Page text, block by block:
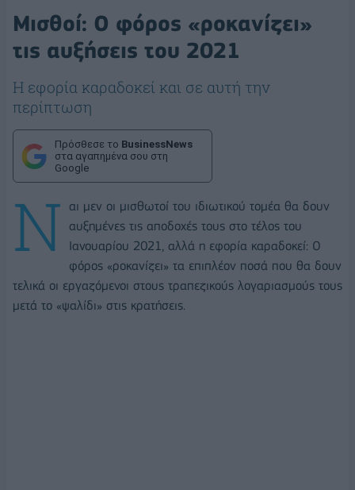
Μισθοί: Ο φόρος «ροκανίζει»
τις αυξήσεις του 2021
Η εφορία καραδοκεί και σε αυτή την
περίπτωση
Πρόσθεσε το BusinessNews
στα αγαπημένα σου στη
Google
Ν
αι μεν οι μισθωτοί του ιδιωτικού τομέα θα δουν
αυξημένες τις αποδοχές τους στο τέλος του
Ιανουαρίου 2021, αλλά η εφορία καραδοκεί: Ο
φόρος «ροκανίζει» τα επιπλέον ποσά που θα δουν
τελικά οι εργαζόμενοι στους τραπεζικούς λογαριασμούς τους
μετά το «ψαλίδι» στις κρατήσεις.